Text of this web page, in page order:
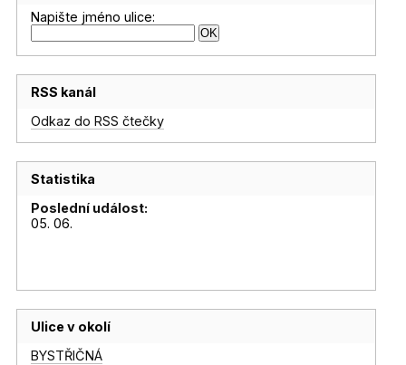
Napište jméno ulice:
RSS kanál
Odkaz do RSS čtečky
Statistika
Poslední událost:
05. 06.
Ulice v okolí
BYSTŘIČNÁ